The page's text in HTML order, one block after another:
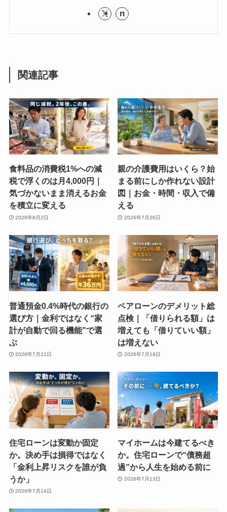
n
関連記事
食料品の消費税1%への減
税で浮くのは月4,000円｜
気づかないまま消えるお金
を積立に変える
2026年8月2日
親の介護費用はいくら？始
まる前にしか作れない設計
図｜お金・時間・収入で備
える
2026年7月26日
普通預金0.4%時代の銀行の
選び方｜金利ではなく“家
計が自動で回る機能”で選
ぶ
2026年7月21日
ペアローンのデメリット総
点検｜「借りられる額」は
増えても「借りていい額」
は増えない
2026年7月19日
住宅ローンは変動か固定
か。決め手は損得ではなく
「金利上昇リスクを誰が負
うか」
2026年7月14日
マイホームは今建てるべき
か。住宅ローンで“債務超
過”から人生を始める前に
2026年7月13日